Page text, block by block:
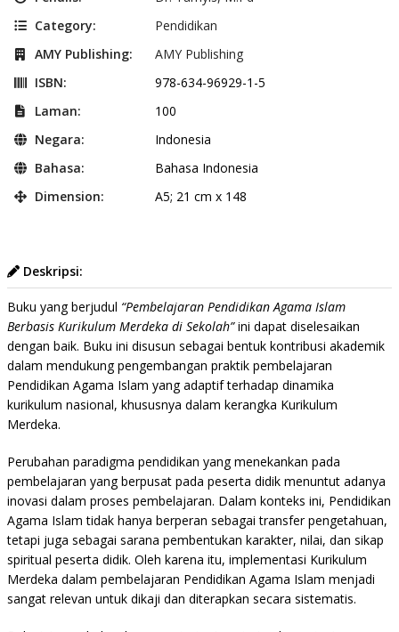
Category:
Pendidikan
AMY Publishing:
AMY Publishing
ISBN:
978-634-96929-1-5
Laman:
100
Negara:
Indonesia
Bahasa:
Bahasa Indonesia
Dimension:
A5; 21 cm x 148
Deskripsi:
Buku yang berjudul “Pembelajaran Pendidikan Agama Islam
Berbasis Kurikulum Merdeka di Sekolah”ini dapat diselesaikan
dengan baik. Buku ini disusun sebagai bentuk kontribusi akademik
dalam mendukung pengembangan praktik pembelajaran
Pendidikan Agama Islam yang adaptif terhadap dinamika
kurikulum nasional, khususnya dalam kerangka Kurikulum
Merdeka.
Perubahan paradigma pendidikan yang menekankan pada
pembelajaran yang berpusat pada peserta didik menuntut adanya
inovasi dalam proses pembelajaran. Dalam konteks ini, Pendidikan
Agama Islam tidak hanya berperan sebagai transfer pengetahuan,
tetapi juga sebagai sarana pembentukan karakter, nilai, dan sikap
spiritual peserta didik. Oleh karena itu, implementasi Kurikulum
Merdeka dalam pembelajaran Pendidikan Agama Islam menjadi
sangat relevan untuk dikaji dan diterapkan secara sistematis.